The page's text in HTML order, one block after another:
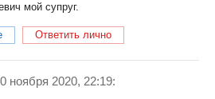
мой супруг.
Ответить лично
ноября 2020, 22:19: